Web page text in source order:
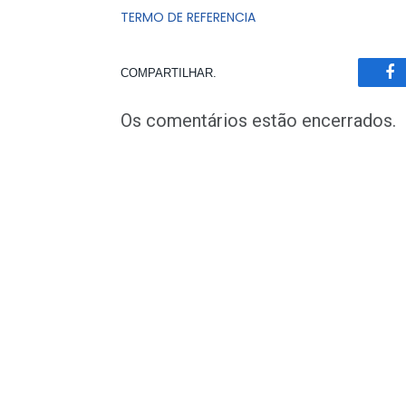
TERMO DE REFERENCIA
COMPARTILHAR.
Os comentários estão encerrados.